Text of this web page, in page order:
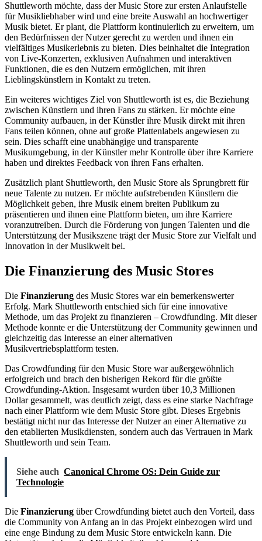
Shuttleworth möchte, dass der Music Store zur ersten Anlaufstelle
für Musikliebhaber wird und eine breite Auswahl an hochwertiger
Musik bietet. Er plant, die Plattform kontinuierlich zu erweitern, um
den Bedürfnissen der Nutzer gerecht zu werden und ihnen ein
vielfältiges Musikerlebnis zu bieten. Dies beinhaltet die Integration
von Live-Konzerten, exklusiven Aufnahmen und interaktiven
Funktionen, die es den Nutzern ermöglichen, mit ihren
Lieblingskünstlern in Kontakt zu treten.
Ein weiteres wichtiges Ziel von Shuttleworth ist es, die Beziehung
zwischen Künstlern und ihren Fans zu stärken. Er möchte eine
Community aufbauen, in der Künstler ihre Musik direkt mit ihren
Fans teilen können, ohne auf große Plattenlabels angewiesen zu
sein. Dies schafft eine unabhängige und transparente
Musikumgebung, in der Künstler mehr Kontrolle über ihre Karriere
haben und direktes Feedback von ihren Fans erhalten.
Zusätzlich plant Shuttleworth, den Music Store als Sprungbrett für
neue Talente zu nutzen. Er möchte aufstrebenden Künstlern die
Möglichkeit geben, ihre Musik einem breiten Publikum zu
präsentieren und ihnen eine Plattform bieten, um ihre Karriere
voranzutreiben. Durch die Förderung von jungen Talenten und die
Unterstützung der Musikszene trägt der Music Store zur Vielfalt und
Innovation in der Musikwelt bei.
Die Finanzierung des Music Stores
Die Finanzierung des Music Stores war ein bemerkenswerter
Erfolg. Mark Shuttleworth entschied sich für eine innovative
Methode, um das Projekt zu finanzieren – Crowdfunding. Mit dieser
Methode konnte er die Unterstützung der Community gewinnen und
gleichzeitig das Interesse an einer alternativen
Musikvertriebsplattform testen.
Das Crowdfunding für den Music Store war außergewöhnlich
erfolgreich und brach den bisherigen Rekord für die größte
Crowdfunding-Aktion. Insgesamt wurden über 10,3 Millionen
Dollar gesammelt, was deutlich zeigt, dass es eine starke Nachfrage
nach einer Plattform wie dem Music Store gibt. Dieses Ergebnis
bestätigt nicht nur das Interesse der Nutzer an einer Alternative zu
den etablierten Musikdiensten, sondern auch das Vertrauen in Mark
Shuttleworth und sein Team.
Siehe auch Canonical Chrome OS: Dein Guide zur
Technologie
Die Finanzierung über Crowdfunding bietet auch den Vorteil, dass
die Community von Anfang an in das Projekt einbezogen wird und
eine enge Bindung zu dem Music Store entwickeln kann. Die